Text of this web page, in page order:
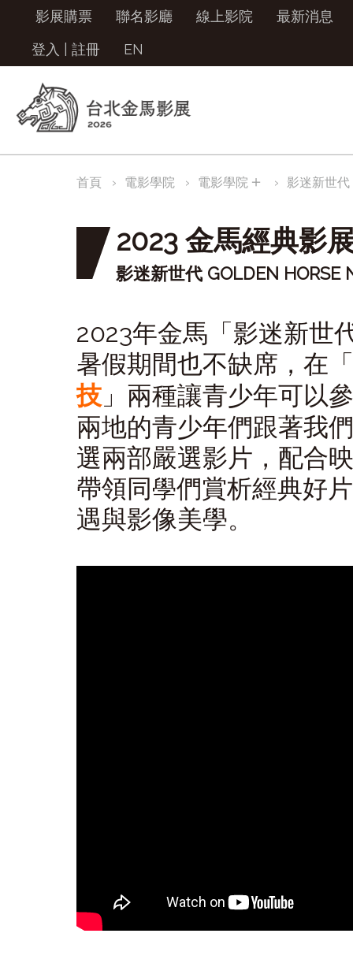
影展購票 聯名影廳 線上影院
最新消息
登入
註冊 EN
首頁 電影學院 電影學院＋ 影迷新世代
2023 金馬經典影
影迷新世代 GOLDEN HORSE
2023年金馬「影迷新世
暑假期間也不缺席，在「
技」兩種讓青少年可以
兩地的青少年們跟著我
選兩部嚴選影片，配合
帶領同學們賞析經典好
遇與影像美學。